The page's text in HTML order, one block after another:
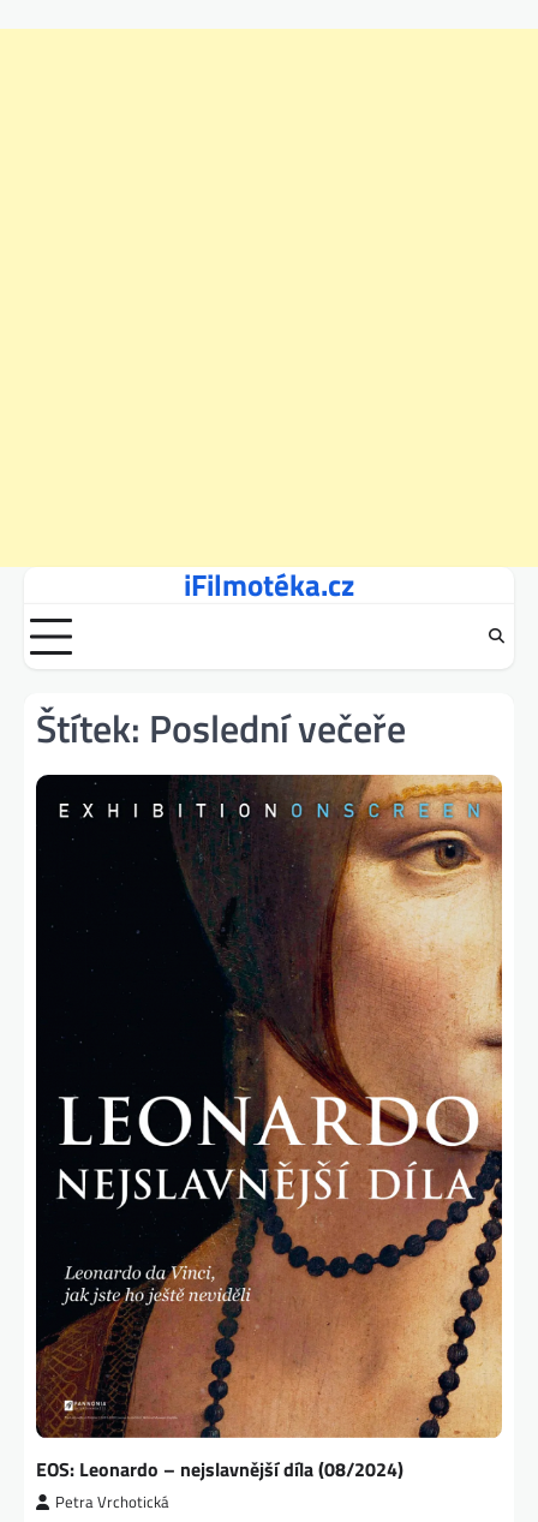
content
iFilmotéka.cz
Štítek: Poslední večeře
EOS: Leonardo – nejslavnější díla (08/2024)
Petra Vrchotická